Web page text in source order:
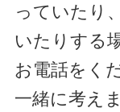
っていたり
いたりする
お電話をく
一緒に考え